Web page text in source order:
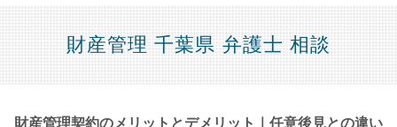
財産管理 千葉県 弁護士 相談
財産管理契約のメリットとデメリット｜任意後見との違い